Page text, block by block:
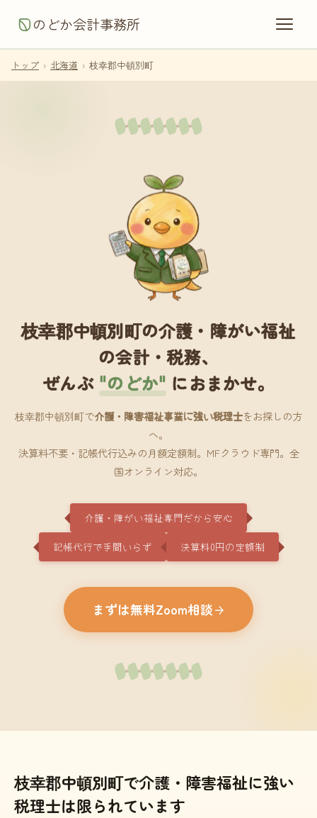
のどか会計事務所
トップ › 北海道 › 枝幸郡中頓別町
枝幸郡中頓別町の介護・障がい福祉
の会計・税務、
ぜんぶ "のどか" におまかせ。
枝幸郡中頓別町で介護・障害福祉事業に強い税理士をお探しの方
へ。
決算料不要・記帳代行込みの月額定額制。MFクラウド専門。全
国オンライン対応。
介護・障がい福祉専門だから安心
記帳代行で手間いらず 決算料0円の定額制
まずは無料Zoom相談
枝幸郡中頓別町で介護・障害福祉に強い
税理士は限られています